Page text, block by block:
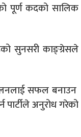
पूर्ण कदको सालिक
सुनसरी काङ्ग्रेसले
सफल बनाउन
अनुरोध गरेको